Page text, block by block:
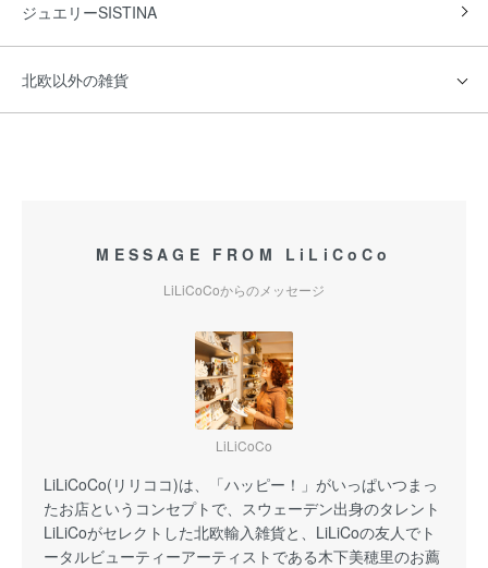
ジュエリーSISTINA
北欧以外の雑貨
MESSAGE FROM LiLiCoCo
LiLiCoCoからのメッセージ
LiLiCoCo
LiLiCoCo(リリココ)は、「ハッピー！」がいっぱいつまっ
たお店というコンセプトで、スウェーデン出身のタレント
LiLiCoがセレクトした北欧輸入雑貨と、LiLiCoの友人でト
ータルビューティーアーティストである木下美穂里のお薦